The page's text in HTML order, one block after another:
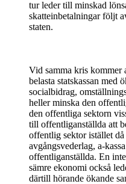
tur leder till minskad
skatteinbetalningar följt
staten.
Vid samma kris kommer
belasta statskassan med
socialbidrag,
heller minska den
den offentliga sektorn
till offentliganställda att
offentlig sektor istället
avgångsvederlag, a-
offentliganställda. En
sämre ekonomi också
därtill hörande ökande